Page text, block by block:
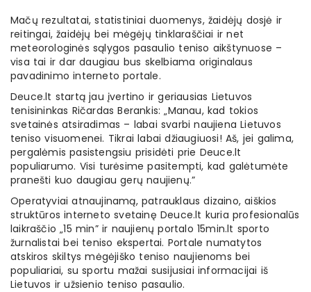
Mačų rezultatai, statistiniai duomenys, žaidėjų dosjė ir
reitingai, žaidėjų bei mėgėjų tinklaraščiai ir net
meteorologinės sąlygos pasaulio teniso aikštynuose –
visa tai ir dar daugiau bus skelbiama originalaus
pavadinimo interneto portale.
Deuce.lt startą jau įvertino ir geriausias Lietuvos
tenisininkas Ričardas Berankis: „Manau, kad tokios
svetainės atsiradimas – labai svarbi naujiena Lietuvos
teniso visuomenei. Tikrai labai džiaugiuosi! Aš, jei galima,
pergalėmis pasistengsiu prisidėti prie Deuce.lt
populiarumo. Visi turėsime pasitempti, kad galėtumėte
pranešti kuo daugiau gerų naujienų.”
Operatyviai atnaujinamą, patrauklaus dizaino, aiškios
struktūros interneto svetainę Deuce.lt kuria profesionalūs
laikraščio „15 min” ir naujienų portalo 15min.lt sporto
žurnalistai bei teniso ekspertai. Portale numatytos
atskiros skiltys mėgėjiško teniso naujienoms bei
populiariai, su sportu mažai susijusiai informacijai iš
Lietuvos ir užsienio teniso pasaulio.